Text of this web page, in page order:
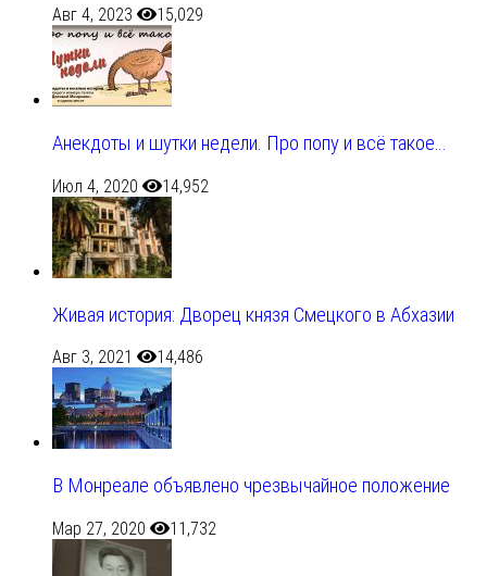
Авг 4, 2023 15,029
Анекдоты и шутки недели. Про попу и всё такое…
Июл 4, 2020 14,952
Живая история: Дворец князя Смецкого в Абхазии
Авг 3, 2021 14,486
В Монреале объявлено чрезвычайное положение
Мар 27, 2020 11,732